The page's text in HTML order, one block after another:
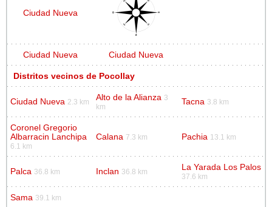
Ciudad Nueva
Ciudad Nueva Ciudad Nueva
Distritos vecinos de Pocollay
Ciudad Nueva 2.3 km Alto de la Alianza 3
km
Tacna 3.8 km
Coronel Gregorio
Albarracin Lanchipa
6.1 km
Calana 7.3 km Pachia 13.1 km
Palca 36.8 km Inclan 36.8 km La Yarada Los Palos
37.6 km
Sama 39.1 km